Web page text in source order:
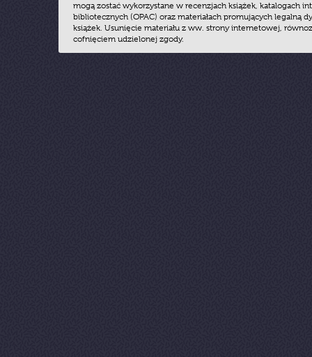
mogą zostać wykorzystane w recenzjach książek, katalogach
bibliotecznych (OPAC) oraz materiałach promujących legalną
książek. Usunięcie materiału z ww. strony internetowej,
cofnięciem udzielonej zgody.